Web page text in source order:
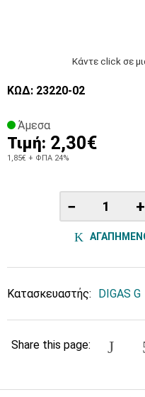
Κάντε click σε
ΚΩΔ: 23220-02
Άμεσα
Τιμή: 2,30€
1,85€ + ΦΠΑ 24%
− +
Κατασκευαστής: DIGAS G
Share this page: